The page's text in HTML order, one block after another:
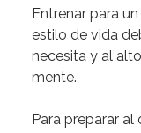
Entrenar para
estilo de vida
necesita y al
mente.
Para preparar